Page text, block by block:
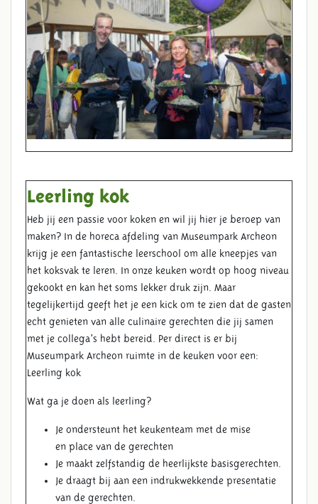
Leerling kok
Heb jij een passie voor koken en wil jij hier je beroep van
maken? In de horeca afdeling van Museumpark Archeon
krijg je een fantastische leerschool om alle kneepjes van
het koksvak te leren. In onze keuken wordt op hoog niveau
gekookt en kan het soms lekker druk zijn. Maar
tegelijkertijd geeft het je een kick om te zien dat de gasten
echt genieten van alle culinaire gerechten die jij samen
met je collega’s hebt bereid. Per direct is er bij
Museumpark Archeon ruimte in de keuken voor een:
Leerling kok
Wat ga je doen als leerling?
Je ondersteunt het keukenteam met de mise
en place van de gerechten
Je maakt zelfstandig de heerlijkste basisgerechten.
Je draagt bij aan een indrukwekkende presentatie
van de gerechten.